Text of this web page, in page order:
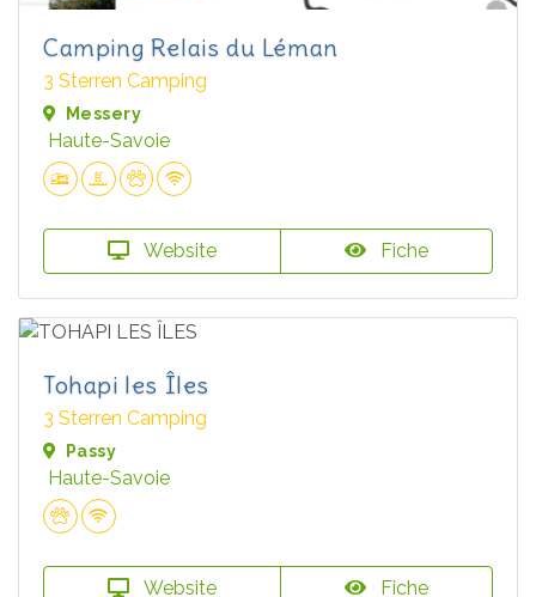
Camping Relais du Léman
3 Sterren Camping
Messery
Haute-Savoie
Website Fiche
Tohapi les Îles
3 Sterren Camping
Passy
Haute-Savoie
Website Fiche